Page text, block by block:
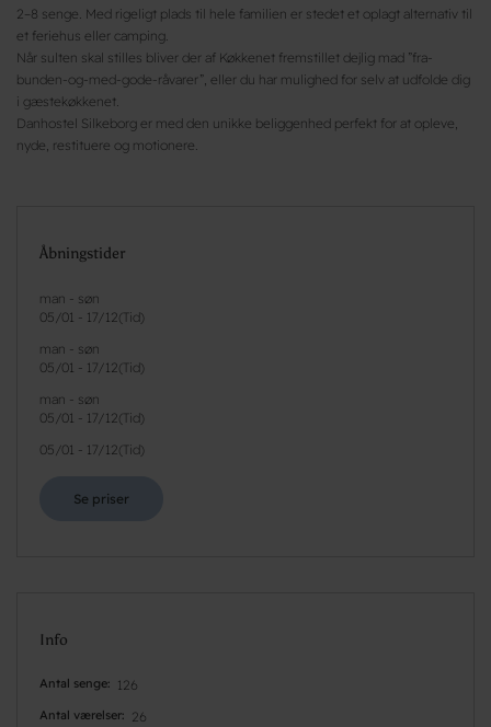
2–8 senge. Med rigeligt plads til hele familien er stedet et oplagt alternativ til
et feriehus eller camping.
Når sulten skal stilles bliver der af Køkkenet fremstillet dejlig mad ”fra-
bunden-og-med-gode-råvarer”, eller du har mulighed for selv at udfolde dig
i gæstekøkkenet.
Danhostel Silkeborg er med den unikke beliggenhed perfekt for at opleve,
nyde, restituere og motionere.
Åbningstider
man - søn
05/01 - 17/12( Tid)
man - søn
05/01 - 17/12( Tid)
man - søn
05/01 - 17/12( Tid)
05/01 - 17/12( Tid)
Se priser
Info
Antal senge 126
Antal værelser 26